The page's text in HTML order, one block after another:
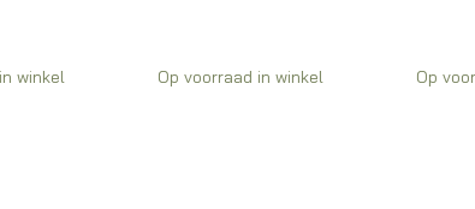
winkel Op voorraad in winkel Op